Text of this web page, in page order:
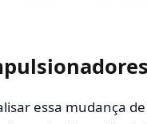
essa mudança